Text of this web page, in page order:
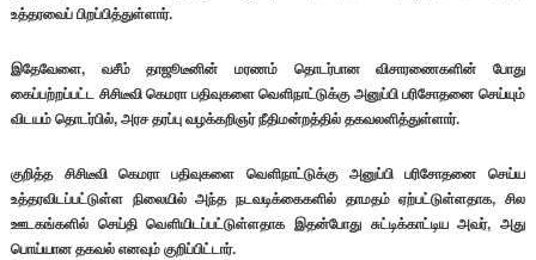
உத்தரவைப் பிறப்பித்துள்ளார்.
இதேவேளை, வசீம் தாஜூடீனின் மரணம் தொடர்பான விசாரணைகளின் போது
கைப்பற்றப்பட்ட சிசிடீவி கெமரா பதிவுகளை வௌிநாட்டுக்கு அனுப்பி பரிசோதனை செய்யும்
விடயம் தொடர்பில், அரச தரப்பு வழக்கறிஞர் நீதிமன்றத்தில் தகவலளித்துள்ளார்.
குறித்த சிசிடீவி கெமரா பதிவுகளை வௌிநாட்டுக்கு அனுப்பி பரிசோதனை செய்ய
உத்தரவிடப்பட்டுள்ள நிலையில் அந்த நடவடிக்கைகளில் தாமதம் ஏற்பட்டுள்ளதாக, சில
ஊடகங்களில் செய்தி வௌியிடப்பட்டுள்ளதாக இதன்போது சுட்டிக்காட்டிய அவர், அது
பொய்யான தகவல் எனவும் குறிப்பிட்டார்.